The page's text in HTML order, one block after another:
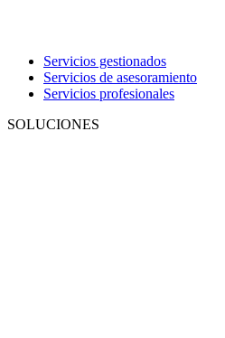
Servicios gestionados
Servicios de asesoramiento
Servicios profesionales
SOLUCIONES